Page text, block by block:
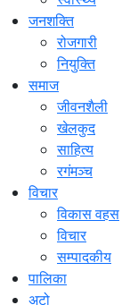
जनशक्ति
रोजगारी
नियुक्ति
समाज
जीवनशैली
खेलकुद
साहित्य
रगंमञ्च
विचार
विकास वहस
विचार
सम्पादकीय
पालिका
अटो